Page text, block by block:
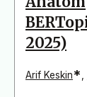
2025)
Arif Keskin*